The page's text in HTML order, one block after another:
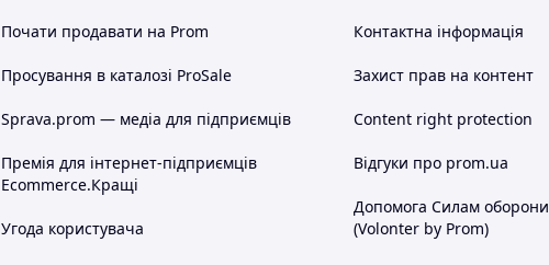
Почати продавати на Prom
Просування в каталозі ProSale
Sprava.prom — медіа для підприємців
Премія для інтернет-підприємців
Ecommerce.Кращі
Угода користувача
Контактна інформація
Захист прав на контент
Content right protection
Відгуки про prom.ua
Допомога Силам оборони
(Volonter by Prom)